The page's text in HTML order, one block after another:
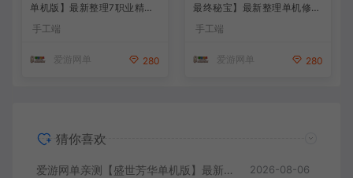
单机版】最新整理7职业精修
多项修复 带网页GM物品后台
代金券内购 虚拟机一键端视
手工端
爱游网单 280
最终秘宝】最新整理单机修复
版 带网页GM充值物品后台
回合制抽卡模拟器手游 虚拟
本教学
手工端
爱游网单 280
猜你喜欢
爱游网单亲测【盛世芳华单机版】最新整理宫斗养成回合抽卡多区跨服代金券内购虚拟机一键端视频教学+linux手工外网端文本教学 2026-08-06